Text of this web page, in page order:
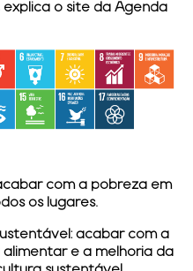
explica o site da Agenda
com a pobreza em
os lugares.
acabar com a
e a melhoria da